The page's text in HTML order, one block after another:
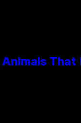
Animals